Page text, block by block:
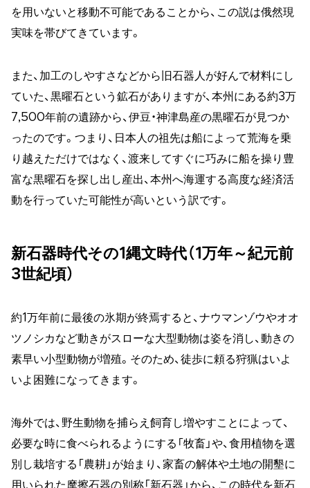
を用いないと移動不可能であることから、この説は俄然現
実味を帯びてきています。
また、加工のしやすさなどから旧石器人が好んで材料にし
ていた、黒曜石という鉱石がありますが、本州にある約3万
7,500年前の遺跡から、伊豆・神津島産の黒曜石が見つか
ったのです。つまり、日本人の祖先は船によって荒海を乗
り越えただけではなく、渡来してすぐに巧みに船を操り豊
富な黒曜石を探し出し産出、本州へ海運する高度な経済活
動を行っていた可能性が高いという訳です。
新石器時代その1縄文時代（1万年～紀元前
3世紀頃）
約1万年前に最後の氷期が終焉すると、ナウマンゾウやオオ
ツノシカなど動きがスローな大型動物は姿を消し、動きの
素早い小型動物が増殖。そのため、徒歩に頼る狩猟はいよ
いよ困難になってきます。
海外では、野生動物を捕らえ飼育し増やすことによって、
必要な時に食べられるようにする「牧畜」や、食用植物を選
別し栽培する「農耕」が始まり、家畜の解体や土地の開墾に
用いられた摩擦石器の別称「新石器」から、この時代を新石